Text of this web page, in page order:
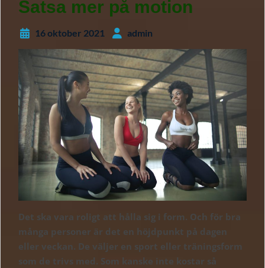
Satsa mer på motion
16 oktober 2021 admin
Det ska vara roligt att hålla sig i form. Och för bra
många personer är det en höjdpunkt på dagen
eller veckan. De väljer en sport eller träningsform
som de trivs med. Som kanske inte kostar så